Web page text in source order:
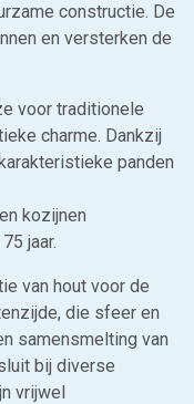
constructie. De
en versterken de
voor traditionele
charme. Dankzij
panden
kozijnen
jaar.
van hout voor de
die sfeer en
samensmelting van
bij diverse
vrijwel